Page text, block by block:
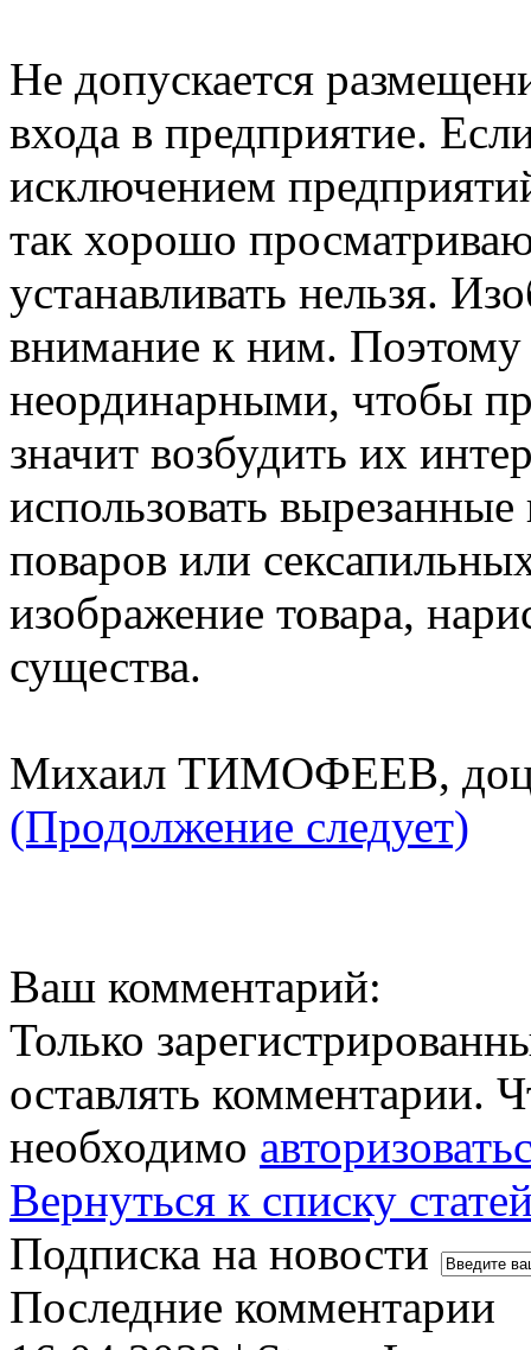
Не допускается
входа в предприятие.
исключением
так хорошо
устанавливать нельзя.
внимание к ним.
неординарными, чтобы
значит возбудить их
использовать
поваров или
изображение товара,
существа.
Михаил ТИМОФЕЕВ,
(Продолжение следует)
Ваш комментарий:
Только
оставлять комментарии.
необходимо
Вернуться к списку
Подписка на новости
Последние комментарии